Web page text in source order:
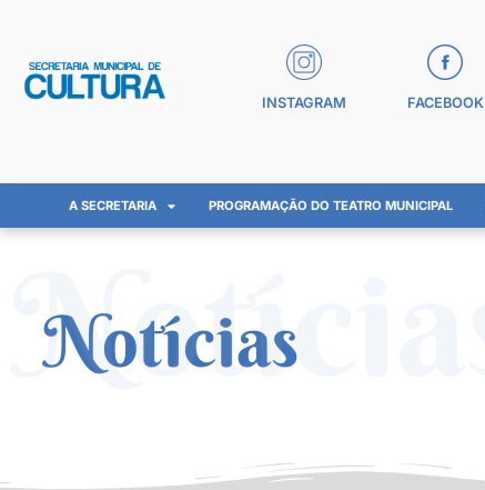
INSTAGRAM FACEBOOK
A SECRETARIA PROGRAMAÇÃO DO TEATRO MUNICIPAL
Notícias
Notícias